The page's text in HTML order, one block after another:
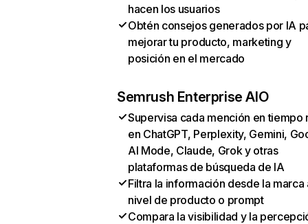
hacen los usuarios
Obtén consejos generados por IA
mejorar tu producto, marketing y
posición en el mercado
Semrush Enterprise AIO
Supervisa cada mención en tiempo
en ChatGPT, Perplexity, Gemini,
AI Mode, Claude, Grok y otras
plataformas de búsqueda de IA
Filtra la información desde la marca
nivel de producto o prompt
Compara la visibilidad y la